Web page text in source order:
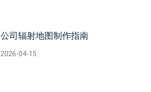
公司辐射地图制作指南
2026-04-15